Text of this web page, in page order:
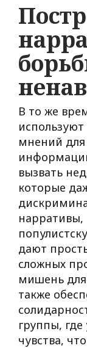
В то же
мнений
вызвать
которые
дают
сложных
мишень
также
группы,
чувства,